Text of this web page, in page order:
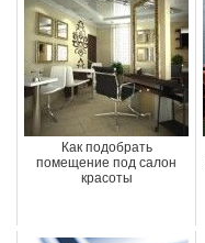
Как подобрать
помещение под салон
красоты